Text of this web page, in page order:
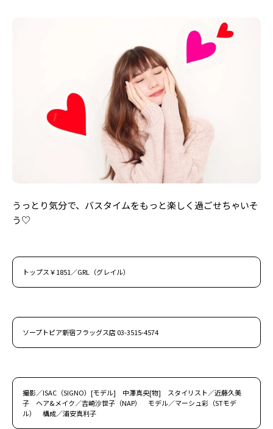
うっとり気分で、バスタイムをもっと楽しく過ごせちゃいそ
う♡
トップス￥1851／GRL（グレイル）
ソープトピア新宿フラッグス店 03-3515-4574
撮影／ISAC（SIGNO）[モデル] 中澤真央[物] スタイリスト／近藤久美
子 ヘア&メイク／吉崎沙世子（NAP） モデル／マーシュ彩（STモデ
ル） 構成／浦安真利子